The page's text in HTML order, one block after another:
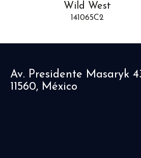
Wild West
141065C2
Av. Presidente Masaryk
11560, México